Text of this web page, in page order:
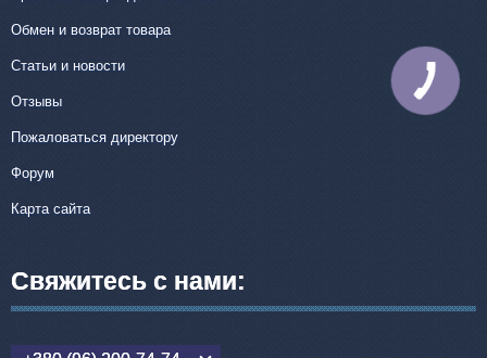
Обмен и возврат товара
Статьи и новости
Отзывы
Пожаловаться директору
Форум
Карта сайта
Свяжитесь с нами:
КНОПКА
СВЯЗИ